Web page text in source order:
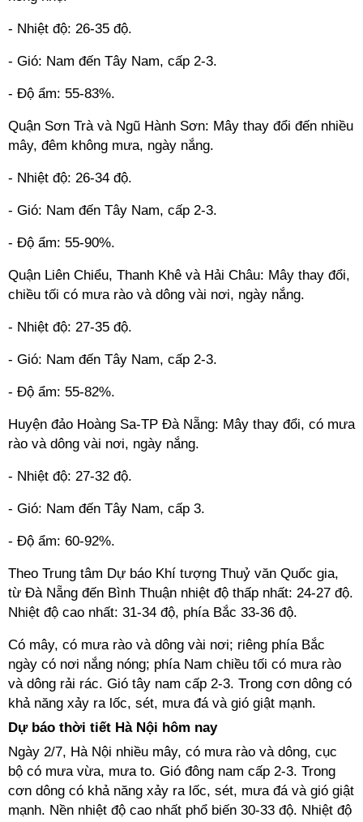
- Nhiệt độ: 26-35 độ.
- Gió: Nam đến Tây Nam, cấp 2-3.
- Độ ẩm: 55-83%.
Quận Sơn Trà và Ngũ Hành Sơn: Mây thay đổi đến nhiều
mây, đêm không mưa, ngày nắng.
- Nhiệt độ: 26-34 độ.
- Gió: Nam đến Tây Nam, cấp 2-3.
- Độ ẩm: 55-90%.
Quận Liên Chiểu, Thanh Khê và Hải Châu: Mây thay đổi,
chiều tối có mưa rào và dông vài nơi, ngày nắng.
- Nhiệt độ: 27-35 độ.
- Gió: Nam đến Tây Nam, cấp 2-3.
- Độ ẩm: 55-82%.
Huyện đảo Hoàng Sa-TP Đà Nẵng: Mây thay đổi, có mưa
rào và dông vài nơi, ngày nắng.
- Nhiệt độ: 27-32 độ.
- Gió: Nam đến Tây Nam, cấp 3.
- Độ ẩm: 60-92%.
Theo Trung tâm Dự báo Khí tượng Thuỷ văn Quốc gia,
từ Đà Nẵng đến Bình Thuận nhiệt độ thấp nhất: 24-27 độ.
Nhiệt độ cao nhất: 31-34 độ, phía Bắc 33-36 độ.
Có mây, có mưa rào và dông vài nơi; riêng phía Bắc
ngày có nơi nắng nóng; phía Nam chiều tối có mưa rào
và dông rải rác. Gió tây nam cấp 2-3. Trong cơn dông có
khả năng xảy ra lốc, sét, mưa đá và gió giật mạnh.
Dự báo thời tiết Hà Nội hôm nay
Ngày 2/7, Hà Nội nhiều mây, có mưa rào và dông, cục
bộ có mưa vừa, mưa to. Gió đông nam cấp 2-3. Trong
cơn dông có khả năng xảy ra lốc, sét, mưa đá và gió giật
mạnh. Nền nhiệt độ cao nhất phổ biến 30-33 độ. Nhiệt độ